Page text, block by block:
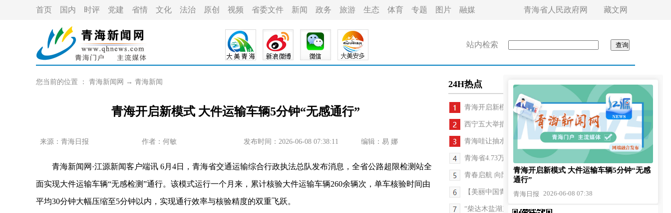
首页 国内 时评 党建 省情 文化 法治 原创 视频 省委文件 新闻 政务 旅游 生态 体育 专题 图片 融媒 青海省人民政府网 藏文网
站内检索
您当前的位置 ： 青海新闻网 → 青海新闻
青海开启新模式 大件运输车辆5分钟“无感通行”
来源：青海日报 作者： 何敏 发布时间：2026-06-08 07:38:11 编辑：易 娜
青海新闻网·江源新闻客户端讯 6月4日，青海省交通运输综合行政执法总队发布消息，全省公路超限检测站全
面实现大件运输车辆“无感检测”通行。该模式运行一个月来，累计核验大件运输车辆260余辆次，单车核验时间由
平均30分钟大幅压缩至5分钟以内，实现通行效率与核验精度的双重飞跃。
24H热点
青海开启新模式 大件运输车辆5分钟“无感通行”
西宁五大举措深化普惠金融改革
青海哇让抽水蓄能电站地下厂房启动建设
青海省4.73万考生参加普通高考
青春启航 向阳而生——2026年高考首日见闻
【美丽中国青海行】一湖碧波荡漾 两岸生灵欢歌
“柴达木盐湖产业工匠”入选首批州级劳务品牌
青海开启新模式 大件运输车辆5分钟“无感
通行”
青海日报 2026-06-08 07:38